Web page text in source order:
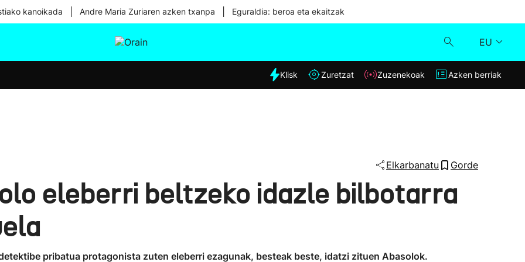
kanoikada Andre Maria Zuriaren azken txanpa Eguraldia: beroa eta ekaitzak
EU
Eguraldia
Klisk
Azken berriak
Klisk Zuretzat Zuzenekoak Azken berriak
Elkarbanatu Gorde
eleberri beltzeko idazle bilbotarra
pribatua protagonista zuten eleberri ezagunak, besteak beste, idatzi zituen Abasolok.